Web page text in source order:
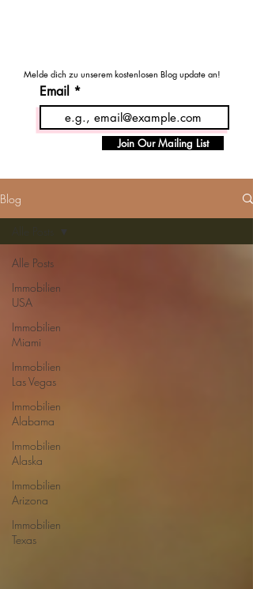
Melde dich zu unserem kostenlosen Blog update an!
Email
Join Our Mailing List
Blog
Alle Posts
Immobilien
USA
Immobilien
Miami
Immobilien
Las Vegas
Immobilien
Alabama
Immobilien
Alaska
Immobilien
Arizona
Immobilien
Texas